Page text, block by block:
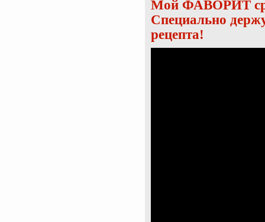
Мой ФАВОРИТ
Специально
рецепта!